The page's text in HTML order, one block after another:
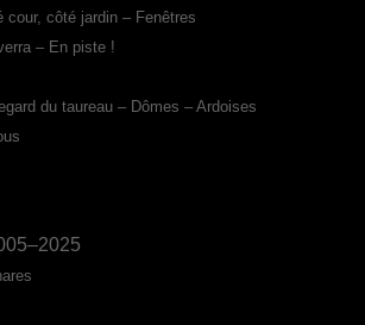
cour, côté jardin – Fenêtres
– En piste !
du taureau – Dômes – Ardoises